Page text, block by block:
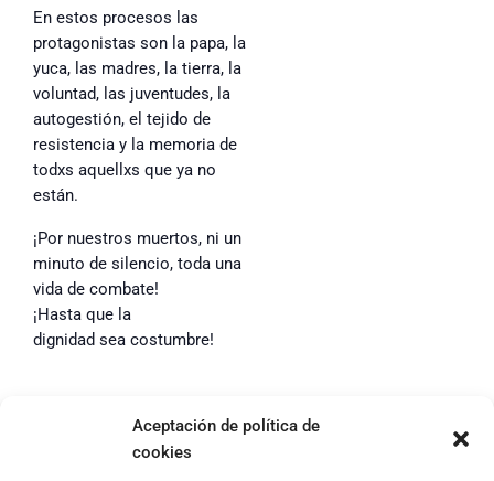
Aceptación de política de
cookies
En estos procesos las
protagonistas son la papa, la
yuca, las madres, la tierra, la
voluntad, las juventudes, la
autogestión, el tejido de
resistencia y la memoria de
todxs aquellxs que ya no
están.
¡Por nuestros muertos, ni un
minuto de silencio, toda una
vida de combate!
¡Hasta que la
dignidad sea costumbre!